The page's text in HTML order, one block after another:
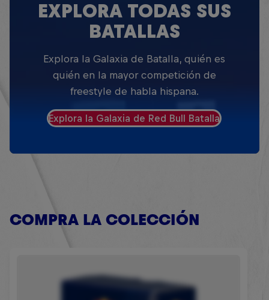
EXPLORA TODAS SUS
BATALLAS
Explora la Galaxia de Batalla, quién es
quién en la mayor competición de
freestyle de habla hispana.
Explora la Galaxia de Red Bull Batalla
COMPRA LA COLECCIÓN